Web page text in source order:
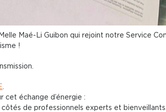
Maé-Li Guibon qui rejoint notre Service
!
.
échange d’énergie :
de professionnels experts et bienveillants.